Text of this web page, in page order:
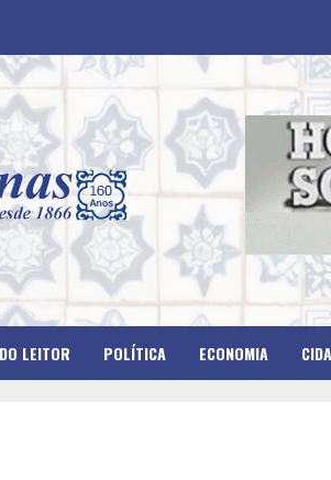
LEITOR POLÍTICA ECONOMIA